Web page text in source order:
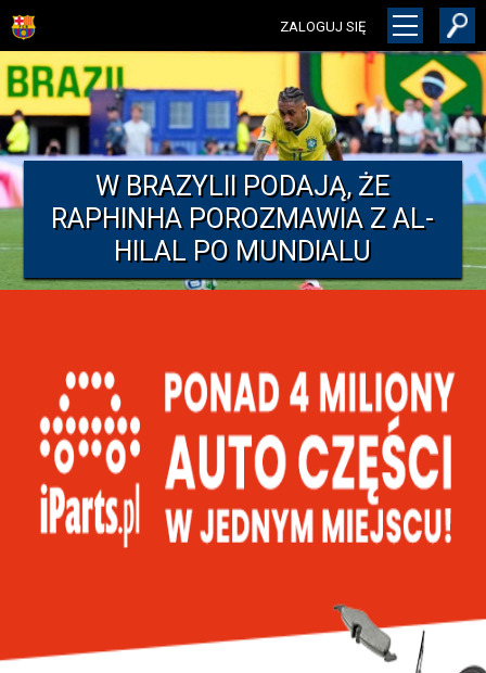
ZALOGUJ SIĘ
W BRAZYLII PODAJĄ, ŻE
RAPHINHA POROZMAWIA Z AL-
HILAL PO MUNDIALU